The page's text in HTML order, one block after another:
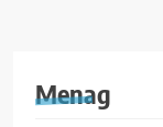
Menag